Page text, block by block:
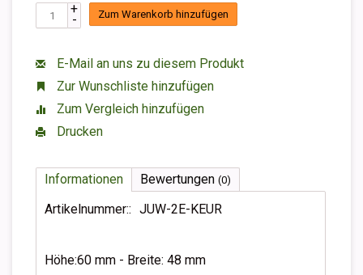
+
- Zum Warenkorb hinzufügen
E-Mail an uns zu diesem Produkt
Zur Wunschliste hinzufügen
Zum Vergleich hinzufügen
Drucken
Informationen Bewertungen (0)
Artikelnummer:: JUW-2E-KEUR
Höhe:60 mm - Breite: 48 mm